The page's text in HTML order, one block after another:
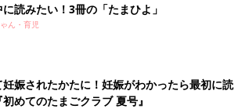
読みたい！3冊の「たまひよ」
ん・育児
妊娠されたかたに！妊娠がわかったら最初に読
めてのたまごクラブ 夏号』